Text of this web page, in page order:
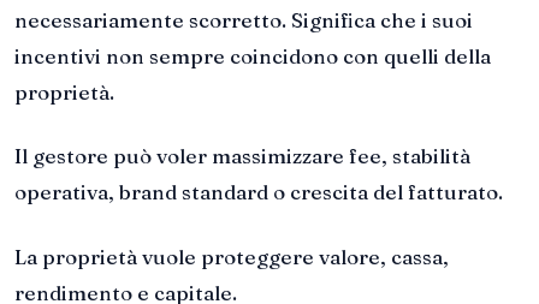
necessariamente scorretto. Significa che i suoi
incentivi non sempre coincidono con quelli della
proprietà.
Il gestore può voler massimizzare fee, stabilità
operativa, brand standard o crescita del fatturato.
La proprietà vuole proteggere valore, cassa,
rendimento e capitale.